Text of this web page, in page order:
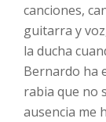
canciones,
guitarra y
la ducha
Bernardo ha
rabia que no
ausencia me